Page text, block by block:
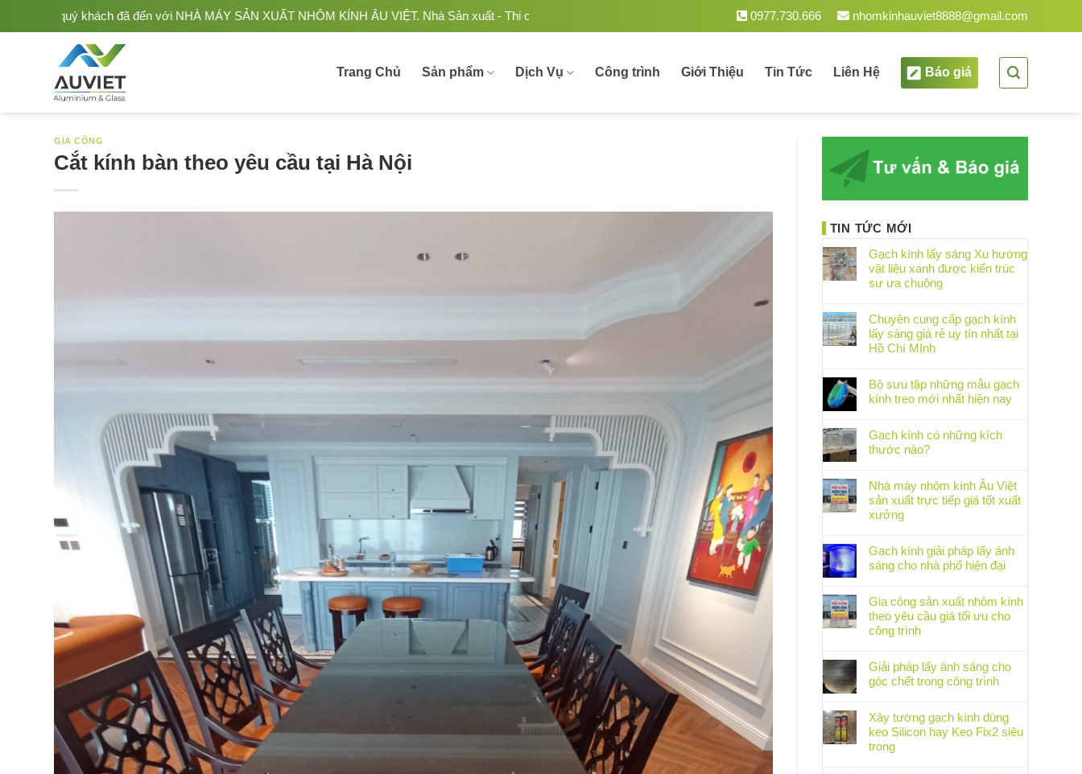
MÁY SẢN XUẤT NHÔM KÍNH ÂU VIỆT. Nhà Sản xuất - Thi công Nhôm kính uy tín, chất lượng tại Việt Nam. 0977.730.666 nhomkinhauviet8888@gmail.com
Trang Chủ Sản phẩm Dịch Vụ Công trình Giới Thiệu Tin Tức Liên Hệ Báo giá
GIA CÔNG
Cắt kính bàn theo yêu cầu tại Hà Nội
TIN TỨC MỚI
Gạch kính lấy sáng Xu hướng
vật liệu xanh được kiến trúc
sư ưa chuộng
Chuyên cung cấp gạch kính
lấy sáng giá rẻ uy tín nhất tại
Hồ Chí MInh
Bộ sưu tập những mẫu gạch
kính treo mới nhất hiện nay
Gạch kính có những kích
thước nào?
Nhà máy nhôm kính Âu Việt
sản xuất trực tiếp giá tốt xuất
xưởng
Gạch kính giải pháp lấy ánh
sáng cho nhà phố hiện đại
Gia công sản xuất nhôm kính
theo yêu cầu giá tối ưu cho
công trình
Giải pháp lấy ánh sáng cho
góc chết trong công trình
Xây tường gạch kính dùng
keo Silicon hay Keo Fix2 siêu
trong